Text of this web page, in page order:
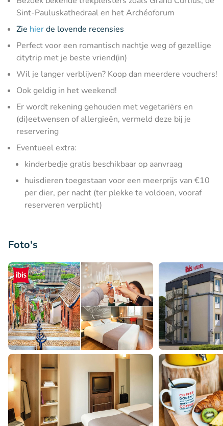
Sint-Pauluskathedraal en het Archéoforum
Zie hierde lovende recensies
Perfect voor een romantisch nachtje weg of gezellige
citytrip met je beste vriend(in)
Wil je langer verblijven? Koop dan meerdere vouchers!
Ook geldig in het weekend!
Er wordt rekening gehouden met vegetariërs en
(di)eetwensen of allergieën, vermeld deze bij je
reservering
Eventueel extra:
kinderbedje gratis beschikbaar op aanvraag
huisdieren toegestaan voor een meerprijs van €10
per dier, per nacht (ter plekke te voldoen, vooraf
reserveren verplicht)
Foto's